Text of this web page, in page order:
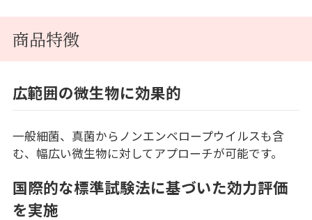
商品特徴
広範囲の微生物に効果的
一般細菌、真菌からノンエンベロープウイルスも含
む、幅広い微生物に対してアプローチが可能です。
国際的な標準試験法に基づいた効力評価
を実施